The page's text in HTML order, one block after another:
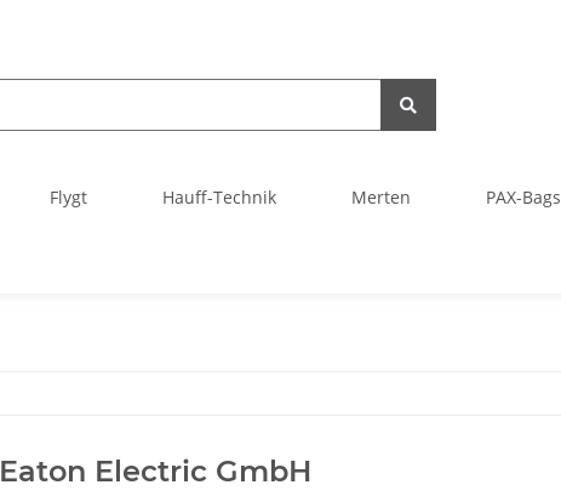
Flygt Hauff-Technik Merten PAX-Bags
Eaton Electric GmbH